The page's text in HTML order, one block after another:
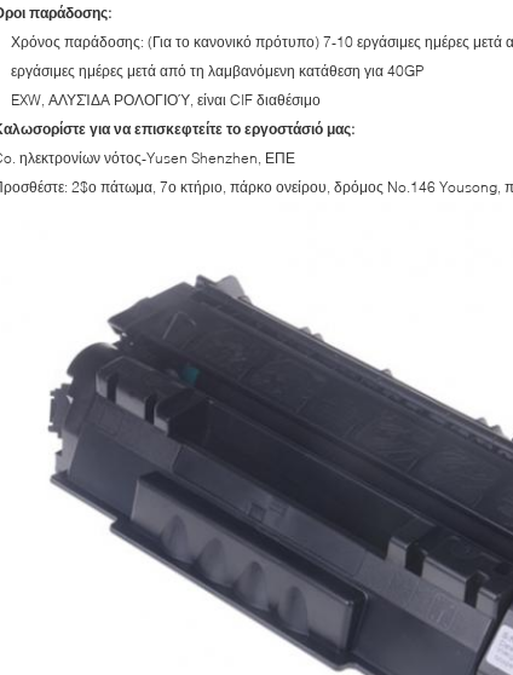
παράδοσης:
Χρόνος παράδοσης: (Για το κανονικό πρότυπο) 7-10 εργάσιμες ημέρες
εργάσιμες ημέρες μετά από τη λαμβανόμενη κατάθεση για 40GP
EXW, ΑΛΥΣΊΔΑ ΡΟΛΟΓΙΟΎ, είναι CIF διαθέσιμο
για να επισκεφτείτε το εργοστάσιό μας:
ηλεκτρονίων νότος-Yusen Shenzhen, ΕΠΕ
2$ο πάτωμα, 7ο κτήριο, πάρκο ονείρου, δρόμος No.146